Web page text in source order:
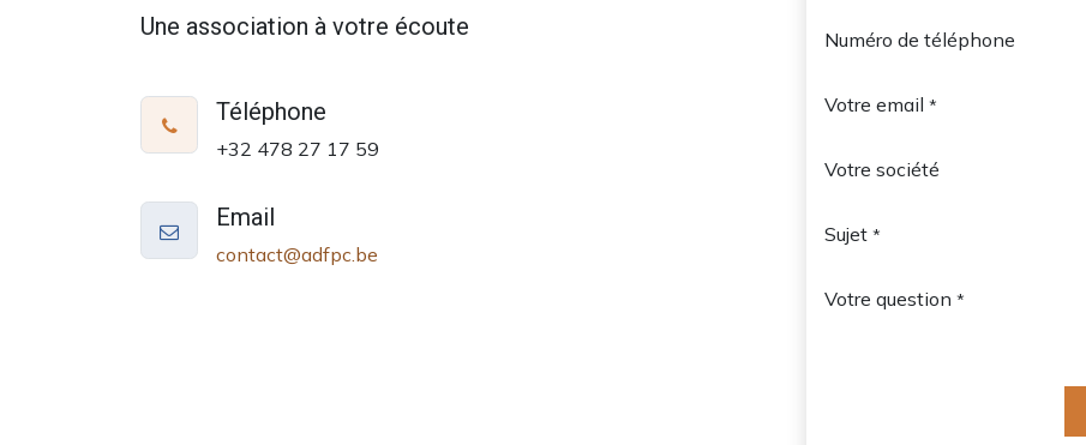
Une association à votre écoute
Téléphone
+32 478 27 17 59
Email
contact@adfpc.be
Numéro de téléphone
Votre email *
Votre société
Sujet *
Votre question *